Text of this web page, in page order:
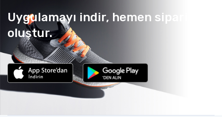
Uygulamayı indir, hemen sipariş
oluştur.